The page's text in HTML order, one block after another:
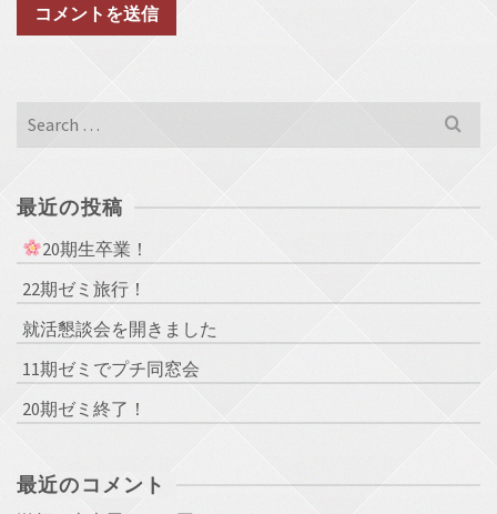
Search
最近の投稿
20期生卒業！
22期ゼミ旅行！
就活懇談会を開きました
11期ゼミでプチ同窓会
20期ゼミ終了！
最近のコメント